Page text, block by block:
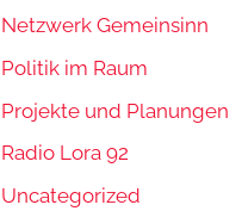
Netzwerk Gemeinsinn
Politik im Raum
Projekte und Planungen
Radio Lora 92
Uncategorized